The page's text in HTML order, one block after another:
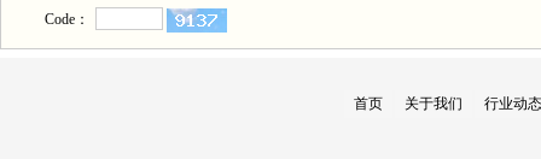
Code：
首页 关于我们 行业动态